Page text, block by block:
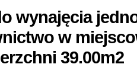
wynajęcia
w
39.00m2